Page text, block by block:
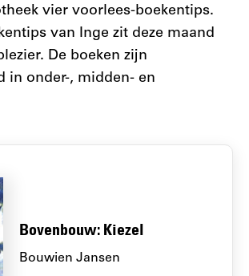
vier voorlees-boekentips.
van Inge zit deze maand
De boeken zijn
in onder-, midden- en
Bovenbouw: Kiezel
Bouwien Jansen